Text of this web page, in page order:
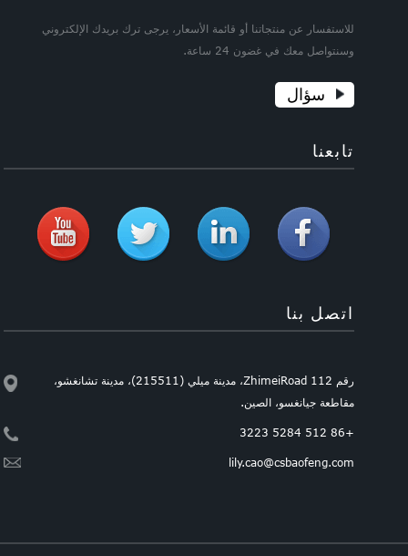
للاستفسار عن منتجاتنا أو قائمة الأسعار، يرجى ترك بريدك الإلكتروني
وسنتواصل معك في غضون 24 ساعة.
سؤال
تابعنا
اتصل بنا
رقم 112 ZhimeiRoad، مدينة ميلي (215511)، مدينة تشانغشو،
مقاطعة جيانغسو، الصين.
+86 512 5284 3223
lily.cao@csbaofeng.com